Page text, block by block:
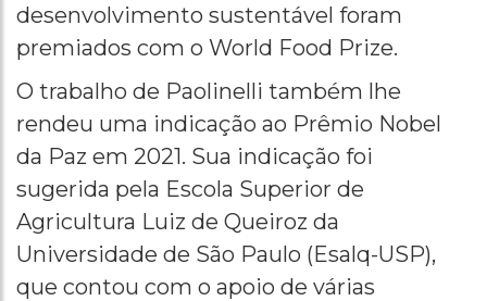
desenvolvimento sustentável foram
premiados com o World Food Prize.
O trabalho de Paolinelli também lhe
rendeu uma indicação ao Prêmio Nobel
da Paz em 2021. Sua indicação foi
sugerida pela Escola Superior de
Agricultura Luiz de Queiroz da
Universidade de São Paulo (Esalq-USP),
que contou com o apoio de várias